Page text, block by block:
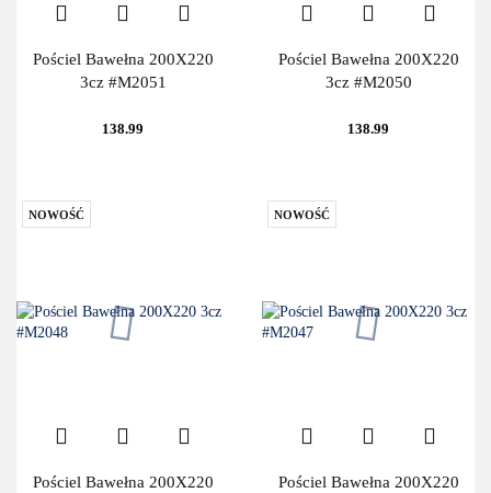
Pościel Bawełna 200X220
3cz #M2051
138.99
Pościel Bawełna 200X220
3cz #M2050
138.99
NOWOŚĆ
Pościel Bawełna 200X220
NOWOŚĆ
Pościel Bawełna 200X220